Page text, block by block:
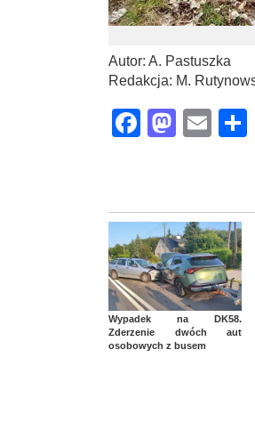
Autor: A. Pastuszka
Redakcja: M.
Facebook
Wypadek na DK58.
Zderzenie dwóch aut
osobowych z busem